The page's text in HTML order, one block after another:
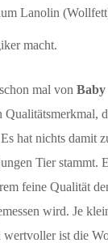
Lanolin
macht.
mal von
Qualitätsmerkmal,
hat nichts damit
Tier stammt.
feine Qualität
wird. Je
wertvoller ist die